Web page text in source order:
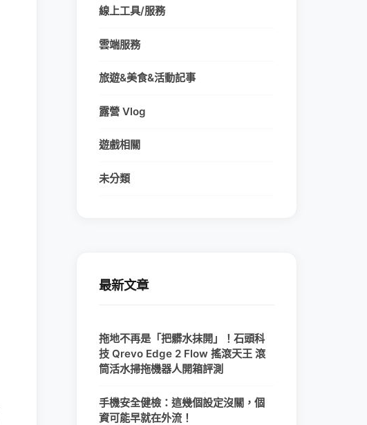
線上工具/服務
雲端服務
旅遊&美食&活動記事
露營 Vlog
遊戲相關
未分類
最新文章
拖地不再是「把髒水抹開」！石頭科
技 Qrevo Edge 2 Flow 搖滾天王 滾
筒活水掃拖機器人開箱評測
手機安全健檢：這幾個設定沒關，個
資可能早就在外流！